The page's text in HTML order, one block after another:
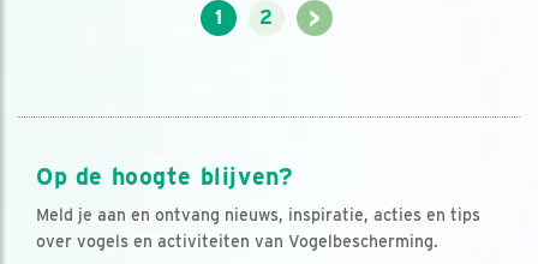
1 2 >
Op de hoogte blijven?
Meld je aan en ontvang nieuws, inspiratie, acties en tips
over vogels en activiteiten van Vogelbescherming.